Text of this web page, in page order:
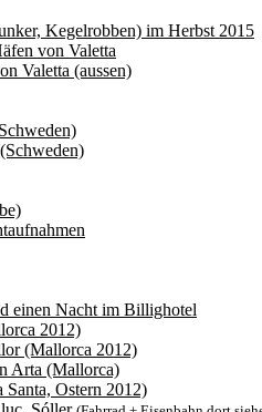
Kegelrobben) im Herbst 2015
von Valetta
Valetta (aussen)
einen Nacht im Billighotel
2012)
(Mallorca 2012)
Arta (Mallorca)
Santa, Ostern 2012)